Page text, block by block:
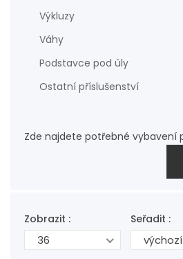
Výkluzy
Váhy
Podstavce pod úly
Ostatní příslušenství
Zde najdete potřebné vybavení
Zobrazit :
36
Seřadit :
výchozí